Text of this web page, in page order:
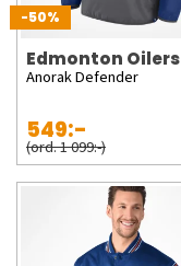
-50%
Edmonton Oilers
Anorak Defender
549:-
(ord. 1 099:-)